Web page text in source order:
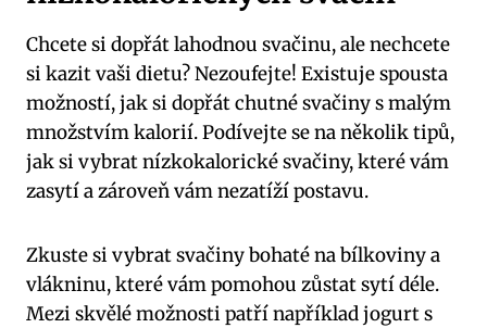
Chcete si dopřát lahodnou svačinu, ale nechcete
si kazit vaši dietu? Nezoufejte! Existuje spousta
možností, jak si dopřát chutné svačiny s malým
množstvím kalorií. Podívejte se na několik tipů,
jak si vybrat nízkokalorické svačiny, které vám
zasytí a zároveň vám nezatíží postavu.
Zkuste si vybrat svačiny bohaté na bílkoviny a
vlákninu, které vám pomohou zůstat sytí déle.
Mezi skvělé možnosti patří například jogurt s